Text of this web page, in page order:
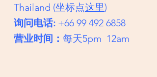
Thailand (坐标点这里)
询问电话: +66 99 492 6858
营业时间： 每天5pm  12am